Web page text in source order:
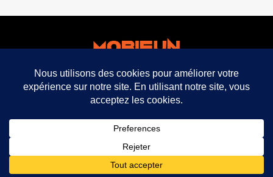
facebook twitter
mobifun ©
Mentions légales CGU CGV Politique de
confidentialité
2021